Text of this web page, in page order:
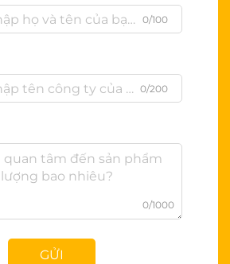
0/100
0/200
0/1000
GỬI